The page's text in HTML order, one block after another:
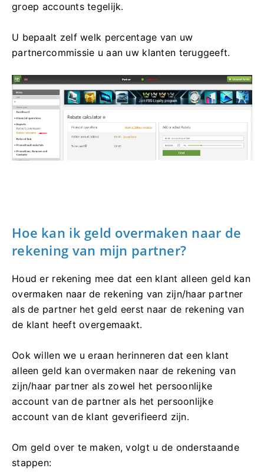
groep accounts tegelijk.
U bepaalt zelf welk percentage van uw
partnercommissie u aan uw klanten teruggeeft.
Hoe kan ik geld overmaken naar de
rekening van mijn partner?
Houd er rekening mee dat een klant alleen geld kan
overmaken naar de rekening van zijn/haar partner
als de partner het geld eerst naar de rekening van
de klant heeft overgemaakt.
Ook willen we u eraan herinneren dat een klant
alleen geld kan overmaken naar de rekening van
zijn/haar partner als zowel het persoonlijke
account van de partner als het persoonlijke
account van de klant geverifieerd zijn.
Om geld over te maken, volgt u de onderstaande
stappen: